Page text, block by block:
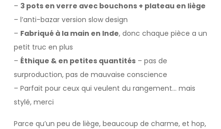
– 3 pots en verre avec bouchons + plateau en liège
– l’anti-bazar version slow design
– Fabriqué à la main en Inde, donc chaque pièce a un
petit truc en plus
– Éthique & en petites quantités – pas de
surproduction, pas de mauvaise conscience
– Parfait pour ceux qui veulent du rangement… mais
stylé, merci
Parce qu’un peu de liège, beaucoup de charme, et hop,